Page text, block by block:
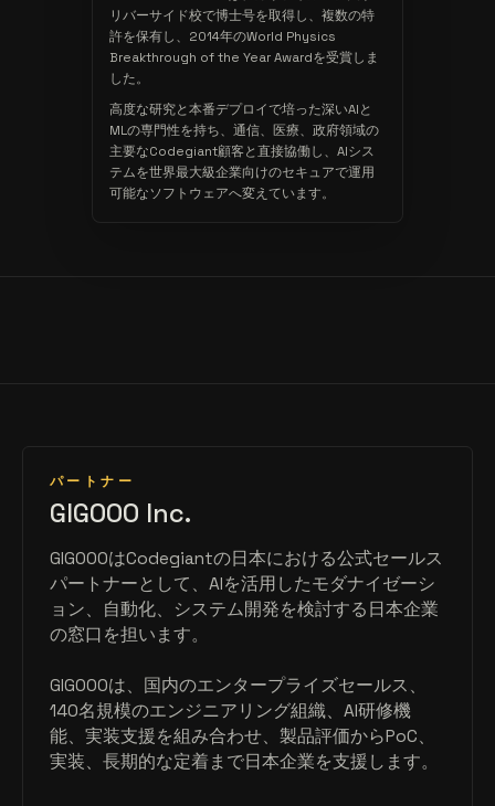
リバーサイド校で博士号を取得し、複数の特
許を保有し、2014年のWorld Physics
Breakthrough of the Year Awardを受賞しま
した。
高度な研究と本番デプロイで培った深いAIと
MLの専門性を持ち、通信、医療、政府領域の
主要なCodegiant顧客と直接協働し、AIシス
テムを世界最大級企業向けのセキュアで運用
可能なソフトウェアへ変えています。
パートナー
GIGOOO Inc.
GIGOOOはCodegiantの日本における公式セールス
パートナーとして、AIを活用したモダナイゼーシ
ョン、自動化、システム開発を検討する日本企業
の窓口を担います。
GIGOOOは、国内のエンタープライズセールス、
140名規模のエンジニアリング組織、AI研修機
能、実装支援を組み合わせ、製品評価からPoC、
実装、長期的な定着まで日本企業を支援します。